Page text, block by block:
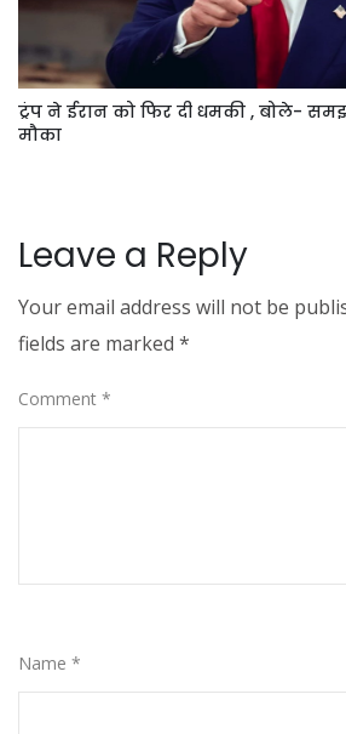
ट्रंप ने ईरान को फिर दी धमकी , बोले-
मौका
Leave a Reply
Your email address will not be
fields are marked *
Comment *
Name *